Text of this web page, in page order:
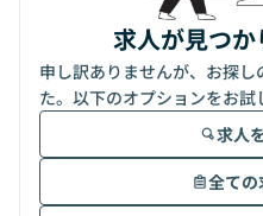
求人が見つ
申し訳ありませんが、お探
た。以下のオプションをお試
求人
全ての